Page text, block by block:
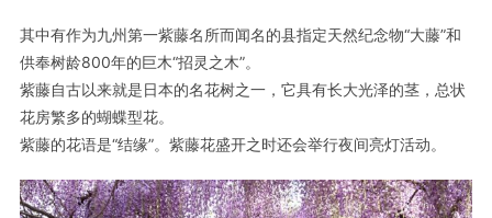
其中有作为九州第一紫藤名所而闻名的县指定天然纪念物“大藤”和
供奉树龄800年的巨木“招灵之木”。
紫藤自古以来就是日本的名花树之一，它具有长大光泽的茎，总状
花房繁多的蝴蝶型花。
紫藤的花语是“结缘”。紫藤花盛开之时还会举行夜间亮灯活动。